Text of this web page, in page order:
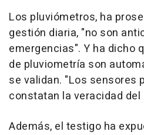
Los pluviómetros, ha
gestión diaria, "no son
emergencias". Y ha dicho
de pluviometría son
se validan. "Los sensores
constatan la veracidad del
Además, el testigo ha